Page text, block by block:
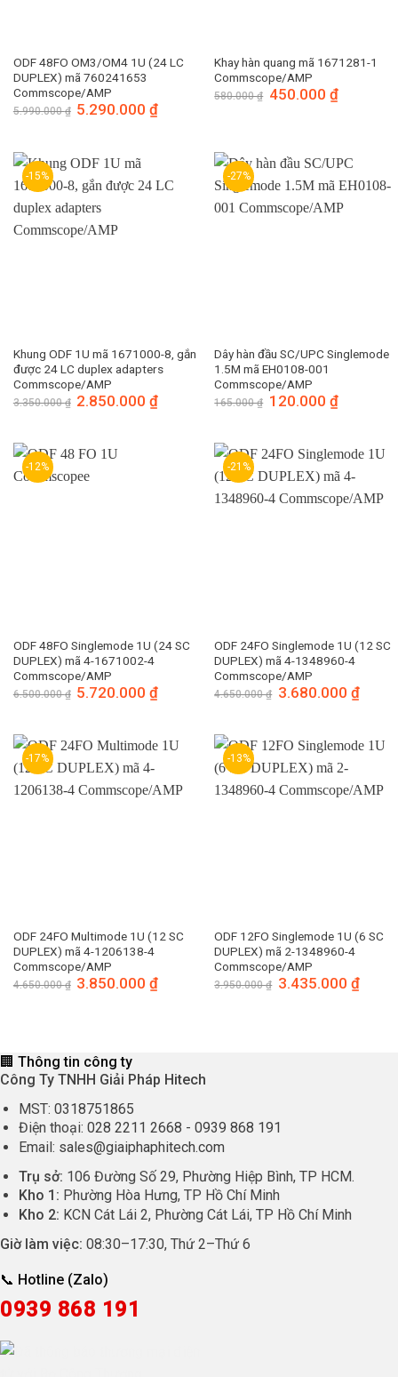
ODF 48FO OM3/OM4 1U (24 LC
DUPLEX) mã 760241653
Commscope/AMP
5.990.000₫ Giá
gốc
5.290.000₫
5.290.000 ₫.
Khay hàn quang mã 1671281-1
Commscope/AMP
580.000₫ Giá
gốc
450.000 ₫Giá
-15%
Khung ODF 1U mã 1671000-8, gắn
được 24 LC duplex adapters
Commscope/AMP
3.350.000₫ Giá
gốc
2.850.000₫
2.850.000 ₫.
-27%
Dây hàn đầu SC/UPC Singlemode
1.5M mã EH0108-001
Commscope/AMP
165.000₫ Giá
gốc
120.000 ₫Giá
-12%
ODF 48FO Singlemode 1U (24 SC
DUPLEX) mã 4-1671002-4
Commscope/AMP
6.500.000₫ Giá
gốc
5.720.000₫
5.720.000 ₫.
-21%
ODF 24FO Singlemode 1U (12 SC
DUPLEX) mã 4-1348960-4
Commscope/AMP
4.650.000₫ Giá
gốc
3.680.000 ₫Giá
-17%
ODF 24FO Multimode 1U (12 SC
DUPLEX) mã 4-1206138-4
Commscope/AMP
4.650.000₫ Giá
gốc
3.850.000₫
-13%
ODF 12FO Singlemode 1U (6 SC
DUPLEX) mã 2-1348960-4
Commscope/AMP
3.950.000₫ Giá
gốc
3.435.000 ₫Giá
🏢 Thông tin công ty
Công Ty TNHH Giải Pháp Hitech
MST: 0318751865
Điện thoại: 028 2211 2668 - 0939 868 191
Email: sales@giaiphaphitech.com
Trụ sở: 106 Đường Số 29, Phường Hiệp Bình, TP HCM.
Kho 1: Phường Hòa Hưng, TP Hồ Chí Minh
Kho 2: KCN Cát Lái 2, Phường Cát Lái, TP Hồ Chí Minh
Giờ làm việc: 08:30–17:30, Thứ 2–Thứ 6
📞 Hotline (Zalo)
0939 868 191